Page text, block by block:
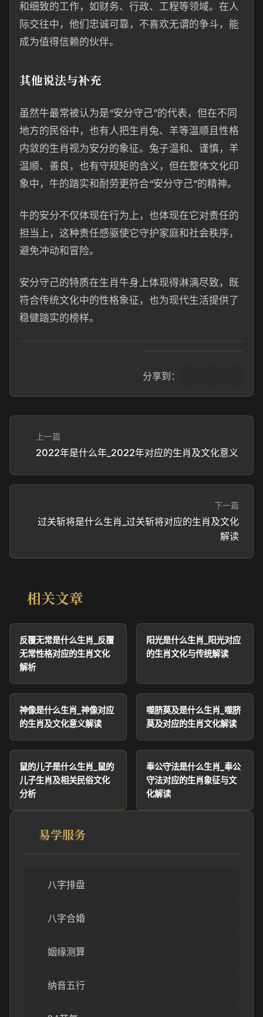
和细致的工作，如财务、行政、工程等领域。在人
际交往中，他们忠诚可靠，不喜欢无谓的争斗，能
成为值得信赖的伙伴。
其他说法与补充
虽然牛最常被认为是“安分守己”的代表，但在不同
地方的民俗中，也有人把生肖兔、羊等温顺且性格
内敛的生肖视为安分的象征。兔子温和、谨慎，羊
温顺、善良，也有守规矩的含义，但在整体文化印
象中，牛的踏实和耐劳更符合“安分守己”的精神。
牛的安分不仅体现在行为上，也体现在它对责任的
担当上，这种责任感驱使它守护家庭和社会秩序，
避免冲动和冒险。
安分守己的特质在生肖牛身上体现得淋漓尽致，既
符合传统文化中的性格象征，也为现代生活提供了
稳健踏实的榜样。
分享到：
上一篇
2022年是什么年_2022年对应的生肖及文化意义
下一篇
过关斩将是什么生肖_过关斩将对应的生肖及文化
解读
相关文章
反覆无常是什么生肖_反覆
无常性格对应的生肖文化
解析
阳光是什么生肖_阳光对应
的生肖文化与传统解读
神像是什么生肖_神像对应
的生肖及文化意义解读
噬脐莫及是什么生肖_噬脐
莫及对应的生肖文化解读
鼠的儿子是什么生肖_鼠的
儿子生肖及相关民俗文化
分析
奉公守法是什么生肖_奉公
守法对应的生肖象征与文
化解读
易学服务
八字排盘
八字合婚
姻缘测算
纳音五行